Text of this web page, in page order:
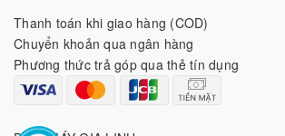
Thanh toán khi giao hàng (COD)
Chuyển khoản qua ngân hàng
Phương thức trả góp qua thẻ tín dụng